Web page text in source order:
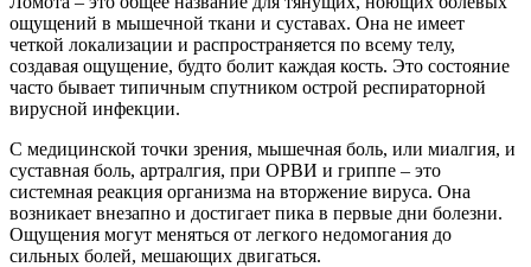
ощущений в мышечной ткани и суставах. Она не имеет
четкой локализации и распространяется по всему телу,
создавая ощущение, будто болит каждая кость. Это состояние
часто бывает типичным спутником острой респираторной
вирусной инфекции.
С медицинской точки зрения, мышечная боль, или миалгия, и
суставная боль, артралгия, при ОРВИ и гриппе – это
системная реакция организма на вторжение вируса. Она
возникает внезапно и достигает пика в первые дни болезни.
Ощущения могут меняться от легкого недомогания до
сильных болей, мешающих двигаться.